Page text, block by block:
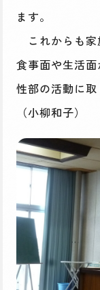
ます。
これからも家
食事面や生活
性部の活動に取
（小柳和子）